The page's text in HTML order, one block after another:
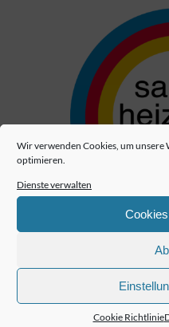
Wir verwenden Cookies, um unsere
optimieren.
Dienste verwalten
Cookie Richtlinie